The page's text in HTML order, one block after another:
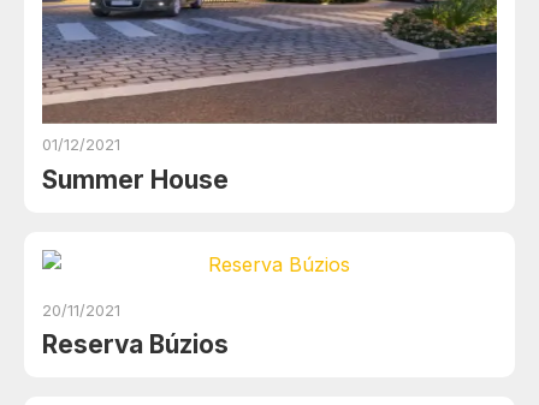
01/12/2021
Summer House
20/11/2021
Reserva Búzios